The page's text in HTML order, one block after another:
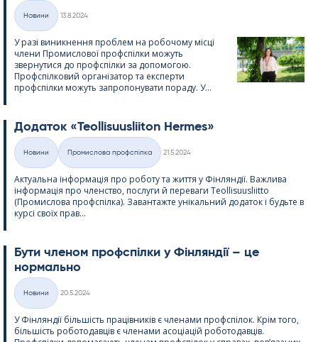
Категорії
Новини
13.8.2024
У разі виникнення проблем на робочому місці
члени Промислової профспілки можуть
звернутися до профспілки за допомогою.
Профспілковий організатор та експерти
профспілки можуть запропонувати пораду. У...
Додаток «Teol­li­suus­lii­ton Her­mes»
Категорії
Новини Промислова профспілка
21.5.2024
Актуальна інформація про роботу та життя у Фінляндії. Важлива
інформація про членство, послуги й переваги Teol­li­suus­liitto
(Промислова профспілка). Завантажте унікальний додаток і будьте в
курсі своїх прав...
Бути членом профспілки у Фінляндії – це
нормально
Категорії
Новини
20.5.2024
У Фінляндії більшість працівників є членами профспілок. Крім того,
більшість роботодавців є членами асоціацій роботодавців.